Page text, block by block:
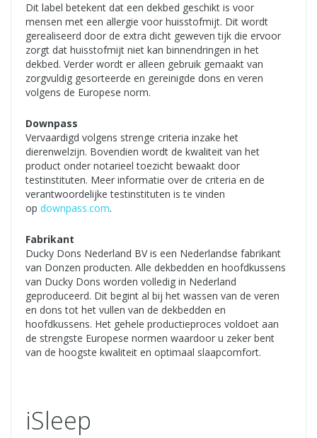
Dit label betekent dat een dekbed geschikt is voor
mensen met een allergie voor huisstofmijt. Dit wordt
gerealiseerd door de extra dicht geweven tijk die ervoor
zorgt dat huisstofmijt niet kan binnendringen in het
dekbed. Verder wordt er alleen gebruik gemaakt van
zorgvuldig gesorteerde en gereinigde dons en veren
volgens de Europese norm.
Downpass
Vervaardigd volgens strenge criteria inzake het
dierenwelzijn. Bovendien wordt de kwaliteit van het
product onder notarieel toezicht bewaakt door
testinstituten. Meer informatie over de criteria en de
verantwoordelijke testinstituten is te vinden
op downpass.com.
Fabrikant
Ducky Dons Nederland BV is een Nederlandse fabrikant
van Donzen producten. Alle dekbedden en hoofdkussens
van Ducky Dons worden volledig in Nederland
geproduceerd. Dit begint al bij het wassen van de veren
en dons tot het vullen van de dekbedden en
hoofdkussens. Het gehele productieproces voldoet aan
de strengste Europese normen waardoor u zeker bent
van de hoogste kwaliteit en optimaal slaapcomfort.
iSleep